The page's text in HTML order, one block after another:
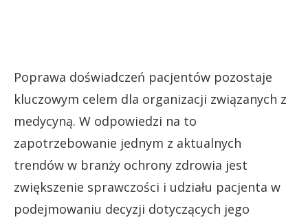
Poprawa doświadczeń pacjentów pozostaje
kluczowym celem dla organizacji związanych z
medycyną. W odpowiedzi na to
zapotrzebowanie jednym z aktualnych
trendów w branży ochrony zdrowia jest
zwiększenie sprawczości i udziału pacjenta w
podejmowaniu decyzji dotyczących jego